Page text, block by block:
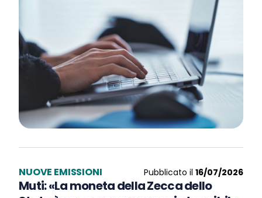
NUOVE EMISSIONI Pubblicato il 16/07/2026
Muti: «La moneta della Zecca dello